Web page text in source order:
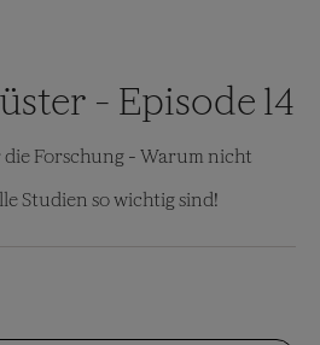
- Episode 14
Forschung - Warum nicht
Studien so wichtig sind!